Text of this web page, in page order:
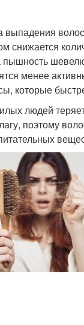
выпадения
снижается
пышность
менее
которые
людей
поэтому